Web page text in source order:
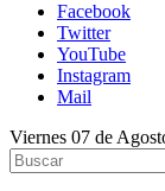
Facebook
Twitter
YouTube
Instagram
Mail
Viernes 07 de